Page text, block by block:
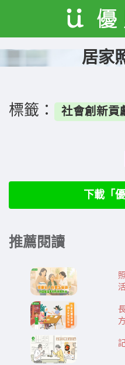
居家
標籤： 社會創新貢
下載「
推薦閱讀
方